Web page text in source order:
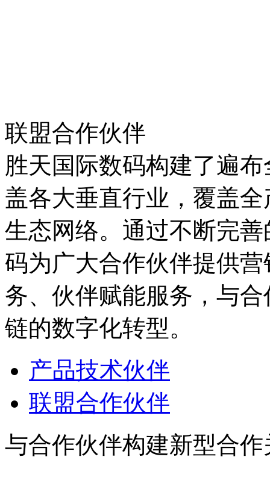
联盟合作伙伴
胜天国际数码构建了遍布全
盖各大垂直行业，覆盖
生态网络。通过不断完善
码为广大合作伙伴提供营
务、伙伴赋能服务，
链的数字化转型。
产品技术伙伴
联盟合作伙伴
与合作伙伴构建新型合作